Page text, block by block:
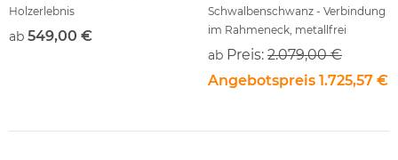
Holzerlebnis
ab 549,00 €
Schwalbenschwanz - Verbindung
im Rahmeneck, metallfrei
ab Preis: 2.079,00 €
Angebotspreis 1.725,57 €